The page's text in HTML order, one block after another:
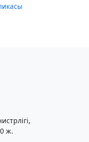
ж.